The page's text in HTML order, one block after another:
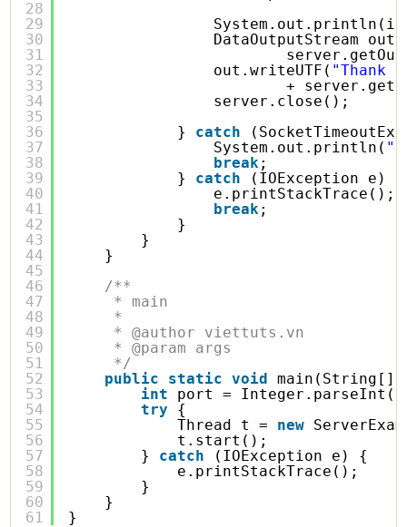
28
29
30
31
32
33
34
35
36
37
38
39
40
41
42
43
44
45
46
47
48
49
50
51
52
53
54
55
56
57
58
59
60
61
DataOutputStream
out.writeUTF( "Thank
+
server.close();
} catch
System.out.println(
break;
} catch
(IOException e) {
e.printStackTrace();
break;
}
}
}
/**
* main
*
* @author viettuts.vn
* @param args
*/
public
static void
main(String[]
int
port =
try
{
Thread t = new
t.start();
} catch
(IOException e) {
e.printStackTrace();
}
}
}